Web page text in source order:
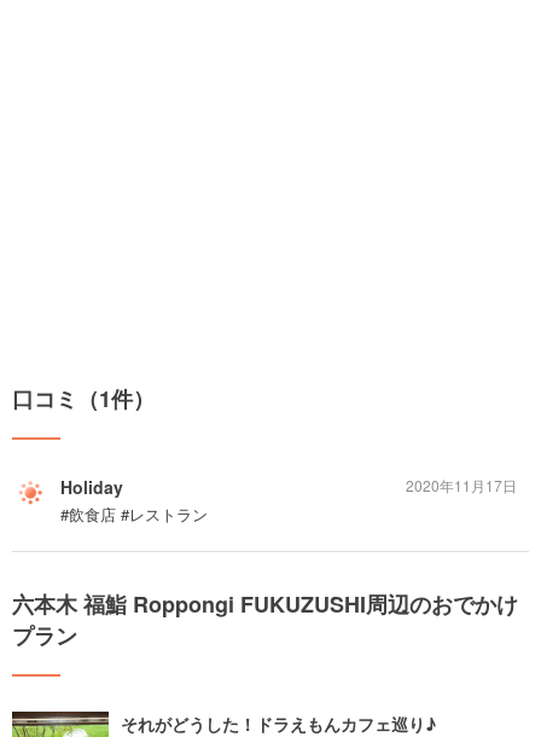
口コミ（1件）
Holiday
#飲食店 #レストラン
2020年11月17日
六本木 福鮨 Roppongi FUKUZUSHI周辺のおでかけ
プラン
それがどうした！ドラえもんカフェ巡り♪